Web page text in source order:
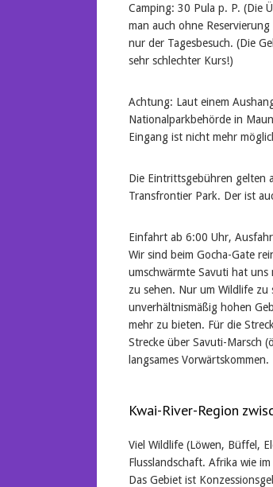
Camping: 30 Pula p. P. (Die
man auch ohne
nur der Tagesbesuch. (Die
sehr schlechter Kurs!)
Achtung: Laut einem
Nationalparkbehörde in
Eingang ist nicht mehr
Die Eintrittsgebühren gelten
Transfrontier Park. Der ist
Einfahrt ab 6:00 Uhr,
Wir sind beim Gocha-Gate
umschwärmte Savuti hat
zu sehen. Nur um Wildlife zu
unverhältnismäßig hohen
mehr zu bieten. Für die
Strecke über Savuti-Marsch
langsames Vorwärtskommen.
Kwai-River-Region
Viel Wildlife (Löwen, Büffel,
Flusslandschaft. Afrika wie
Das Gebiet ist